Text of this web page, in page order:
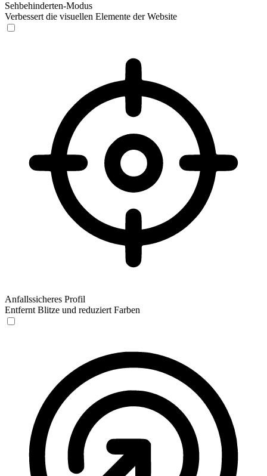
Sehbehinderten-Modus
Verbessert die visuellen Elemente der Website
Anfallssicheres Profil
Entfernt Blitze und reduziert Farben